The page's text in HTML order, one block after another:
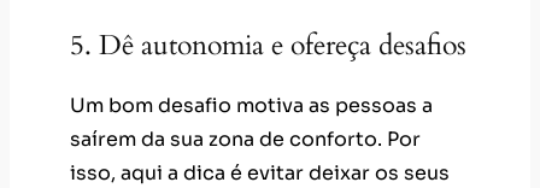
5. Dê autonomia e ofereça desafios
Um bom desafio motiva as pessoas a
saírem da sua zona de conforto. Por
isso, aqui a dica é evitar deixar os seus